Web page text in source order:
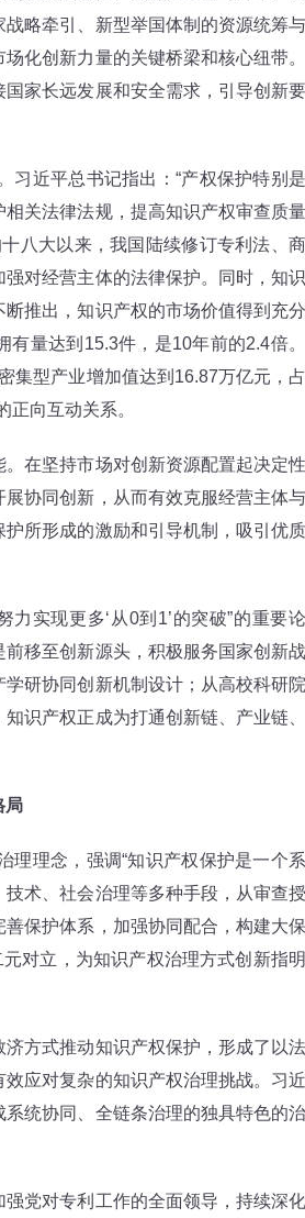
略牵引、新型举国体制的资源统筹与
化创新力量的关键桥梁和核心纽带。
家长远发展和安全需求，引导创新要
近平总书记指出：“产权保护特别是
关法律法规，提高知识产权审查质量
八大以来，我国陆续修订专利法、商
对经营主体的法律保护。同时，知识
推出，知识产权的市场价值得到充分
量达到15.3件，是10年前的2.4倍。
集型产业增加值达到16.87万亿元，占
向互动关系。
在坚持市场对创新资源配置起决定性
协同创新，从而有效克服经营主体与
所形成的激励和引导机制，吸引优质
实现更多‘从0到1’的突破”的重要论
移至创新源头，积极服务国家创新战
研协同创新机制设计；从高校科研院
识产权正成为打通创新链、产业链、
局
理念，强调“知识产权保护是一个系
术、社会治理等多种手段，从审查授
保护体系，加强协同配合，构建大保
元对立，为知识产权治理方式创新指明
方式推动知识产权保护，形成了以法
应对复杂的知识产权治理挑战。习近
统协同、全链条治理的独具特色的治
党对专利工作的全面领导，持续深化